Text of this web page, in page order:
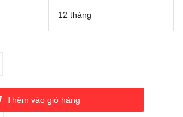
12 tháng
Thêm vào giỏ hàng